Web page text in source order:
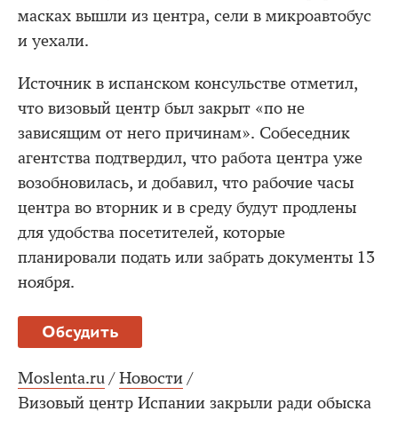
масках вышли из центра, сели в микроавтобус
и уехали.
Источник в испанском консульстве отметил,
что визовый центр был закрыт «по не
зависящим от него причинам». Собеседник
агентства подтвердил, что работа центра уже
возобновилась, и добавил, что рабочие часы
центра во вторник и в среду будут продлены
для удобства посетителей, которые
планировали подать или забрать документы 13
ноября.
Обсудить
Moslenta.ru / Новости /
Визовый центр Испании закрыли ради обыска